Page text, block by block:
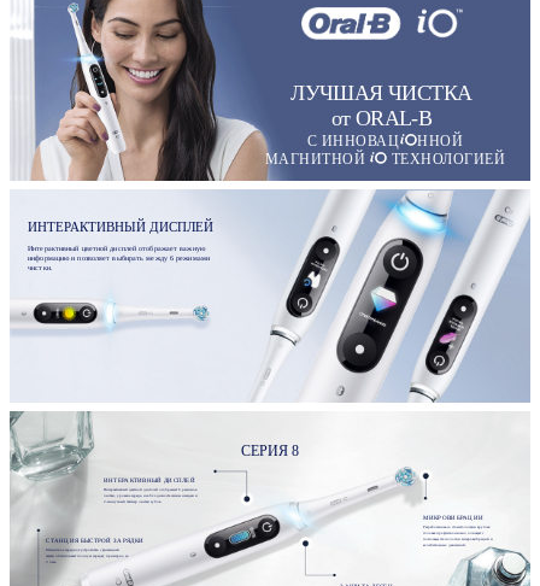
ЛУЧШАЯ ЧИСТКА
от ORAL-B
С ИННОВАЦ
ННОЙ
МАГНИТНОЙ
ТЕХНОЛОГИЕЙ
ИНТЕРАКТИВНЫЙ ДИСПЛЕЙ
Интерактивный цветной дисплей отображает важную
информацию и позволяет выбирать между 6 режимами
чистки.
СЕРИЯ 8
ИНТЕРАКТИВНЫЙ ДИСПЛЕЙ
Интерактивный цветной дисплей отображает 6 режимов
чистки, уровень заряда, необходимость смены насадки и
2-минутный таймер чистки зубов.
МИКРОВИБРАЦИИ
Разработанная со стоматологами круглая
головка профессионально очищает с
помощью технологии микровибраций и
колебательных движений.
СТАНЦИЯ БЫСТРОЙ ЗАРЯДКИ
Магнитное зарядное устройство с фиксацией
щетки обеспечивает полную зарядку примерно за
3 часа.